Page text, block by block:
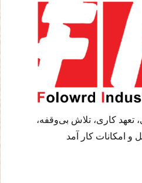
تعهد کاری، تلاش بی‌وقفه،